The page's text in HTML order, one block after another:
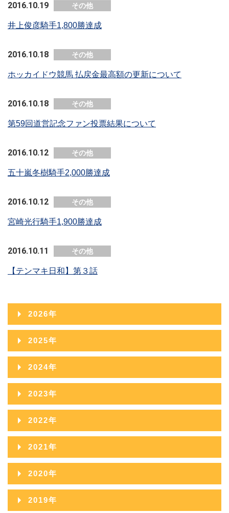
2016.10.19 その他
井上俊彦騎手1,800勝達成
2016.10.18 その他
ホッカイドウ競馬 払戻金最高額の更新について
2016.10.18 その他
第59回道営記念ファン投票結果について
2016.10.12 その他
五十嵐冬樹騎手2,000勝達成
2016.10.12 その他
宮崎光行騎手1,900勝達成
2016.10.11 その他
【テンマキ日和】第３話
2026年
2026年08月
2026年07月
2026年06月
2026年05月
2026年04月
2026年03月
2026年02月
2026年01月
2025年
2025年12月
2025年11月
2025年10月
2025年09月
2025年08月
2025年07月
2025年06月
2024年
2024年12月
2024年11月
2024年10月
2024年09月
2024年08月
2024年07月
2023年
2023年12月
2023年11月
2023年10月
2023年09月
2023年08月
2022年
2022年12月
2022年11月
2022年10月
2022年09月
2021年
2021年12月
2021年11月
2021年10月
2020年
2020年12月
2019年